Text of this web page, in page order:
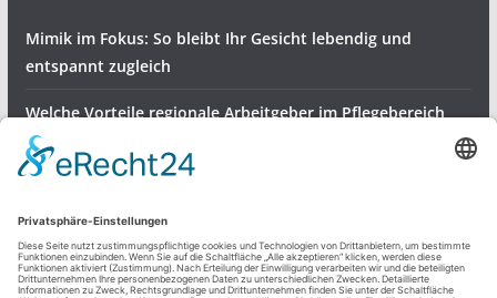
Mimik im Fokus: So bleibt Ihr Gesicht lebendig und
entspannt zugleich
Welche Vorteile regionale Arbeitgeber im Pflegebereich
bieten
Meisenknödel
Dienstleistungen & Produkte